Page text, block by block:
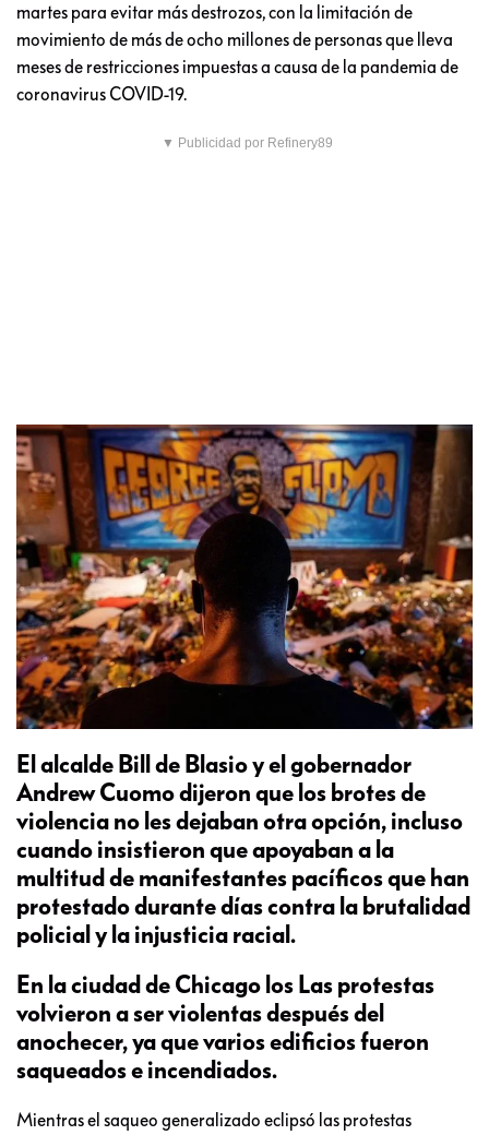
martes para evitar más destrozos, con la limitación de
movimiento de más de ocho millones de personas que lleva
meses de restricciones impuestas a causa de la pandemia de
coronavirus COVID-19.
▼ Publicidad por Refinery89
El alcalde Bill de Blasio y el gobernador
Andrew Cuomo dijeron que los brotes de
violencia no les dejaban otra opción, incluso
cuando insistieron que apoyaban a la
multitud de manifestantes pacíficos que han
protestado durante días contra la brutalidad
policial y la injusticia racial.
En la ciudad de Chicago los Las protestas
volvieron a ser violentas después del
anochecer, ya que varios edificios fueron
saqueados e incendiados.
Mientras el saqueo generalizado eclipsó las protestas